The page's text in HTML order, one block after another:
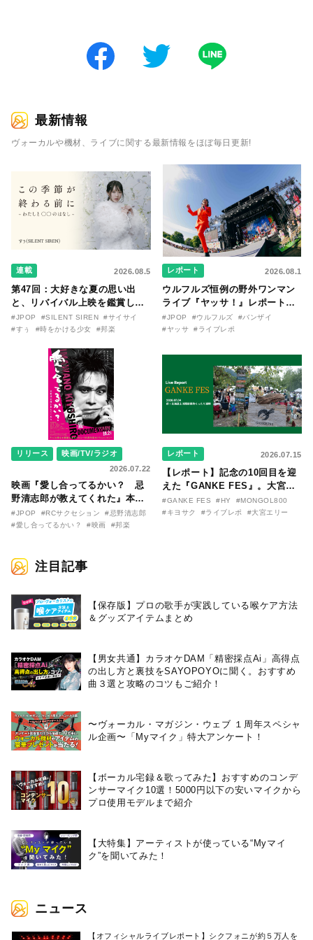
最新情報
ヴォーカルや機材、ライブに関する最新情報をほぼ毎日更新!
連載 2026.08.5
第47回：大好きな夏の思い出
と、リバイバル上映を鑑賞した
『時をかける少女』のおはなし
〜SILENT SIREN・すぅ『この
〇のはなし〜』
#JPOP #SILENT SIREN
#サイサイ
#すぅ
#時をかける少女 #邦楽
レポート 2026.08.1
ウルフルズ恒例の野外ワンマン
ライブ『ヤッサ！』レポート！
リリースから30年を迎えたアル
バム『バンザイ』完全再現に、
た日。
#JPOP #ウルフルズ
#バンザイ
#ヤッサ
#ライブレポ
リリース
映画/TV/ラジオ
2026.07.22
映画『愛し合ってるかい？ 忌
野清志郎が教えてくれた』本予
告映像とキービジュアルがつい
に解禁！ キヨシロー関連商品も
#JPOP #RCサクセション
#忌野清志郎
#愛し合ってるかい？
#映画 #邦楽
レポート 2026.07.15
【レポート】記念の10回目を迎
えた『GANKE FES』。大宮エ
リー作『アイヌの神々の崖』を
前に、キヨサク
#GANKE FES #HY
#MONGOL800
#キヨサク
#ライブレポ #大宮エリー
注目記事
【保存版】プロの歌手が実践している喉ケア⽅法
＆グッズアイテムまとめ
【男女共通】カラオケDAM「精密採点Ai」高得点
の出し方と裏技をSAYOPOYOに聞く。おすすめ
曲３選と攻略のコツもご紹介！
〜ヴォーカル・マガジン・ウェブ １周年スペシャ
ル企画〜「Myマイク」特大アンケート！
【ボーカル宅録＆歌ってみた】おすすめのコンデ
ンサーマイク10選！5000円以下の安いマイクから
プロ使用モデルまで紹介
【大特集】アーティストが使っている“Myマイ
ク”を聞いてみた！
ニュース
【オフィシャルライブレポート】シクフォニが約５万人を